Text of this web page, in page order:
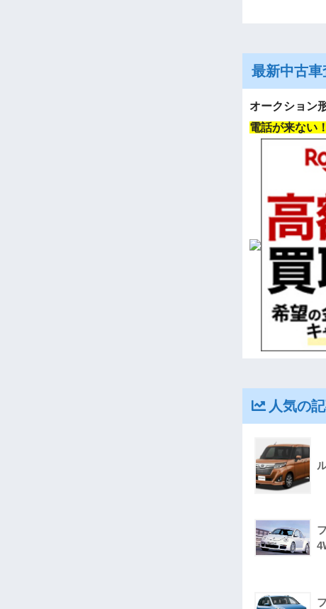
最新中古車
オークション
電話が来ない
人気の